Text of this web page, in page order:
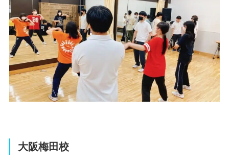
大阪梅田校